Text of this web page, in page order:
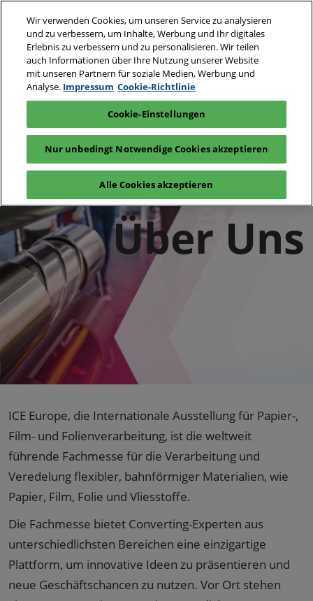
zum
Inhalt9 - 11 März 2027
München,
Deutschland
Interesse
anmelden
Ausstelleranfrage
Über
Uns
Über Uns
ICE Europe, die Internationale Ausstellung für Papier-,
Film- und Folienverarbeitung, ist die weltweit
führende Fachmesse für die Verarbeitung und
Veredelung flexibler, bahnförmiger Materialien, wie
Papier, Film, Folie und Vliesstoffe.
Die Fachmesse bietet Converting-Experten aus
unterschiedlichsten Bereichen eine einzigartige
Plattform, um innovative Ideen zu präsentieren und
neue Geschäftschancen zu nutzen. Vor Ort stehen
Wir verwenden Cookies, um unseren Service zu analysieren
und zu verbessern, um Inhalte, Werbung und Ihr digitales
Erlebnis zu verbessern und zu personalisieren. Wir teilen
auch Informationen über Ihre Nutzung unserer Website
mit unseren Partnern für soziale Medien, Werbung und
Analyse. Impressum Cookie-Richtlinie
Cookie-Einstellungen
Nur unbedingt Notwendige Cookies akzeptieren
Alle Cookies akzeptieren